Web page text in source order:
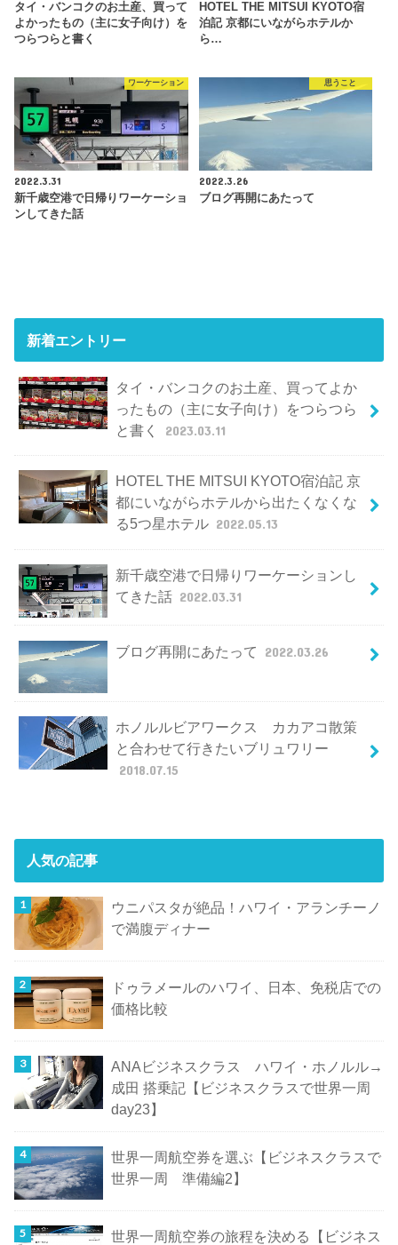
タイ・バンコクのお土産、買って
よかったもの（主に女子向け）を
つらつらと書く
HOTEL THE MITSUI KYOTO宿
泊記 京都にいながらホテルか
ら…
ワーケーション
2022.3.31
新千歳空港で日帰りワーケーショ
ンしてきた話
思うこと
2022.3.26
ブログ再開にあたって
新着エントリー
タイ・バンコクのお土産、買ってよか
ったもの（主に女子向け）をつらつら
と書く
2023.03.11
HOTEL THE MITSUI KYOTO宿泊記 京
都にいながらホテルから出たくなくな
る5つ星ホテル 2022.05.13
新千歳空港で日帰りワーケーションし
てきた話 2022.03.31
ブログ再開にあたって 2022.03.26
ホノルルビアワークス カカアコ散策
と合わせて行きたいブリュワリー
2018.07.15
人気の記事
ウニパスタが絶品！ハワイ・アランチーノ
で満腹ディナー
ドゥラメールのハワイ、日本、免税店での
価格比較
ANAビジネスクラス ハワイ・ホノルル→
成田 搭乗記【ビジネスクラスで世界一周
day23】
世界一周航空券を選ぶ【ビジネスクラスで
世界一周 準備編2】
世界一周航空券の旅程を決める【ビジネス